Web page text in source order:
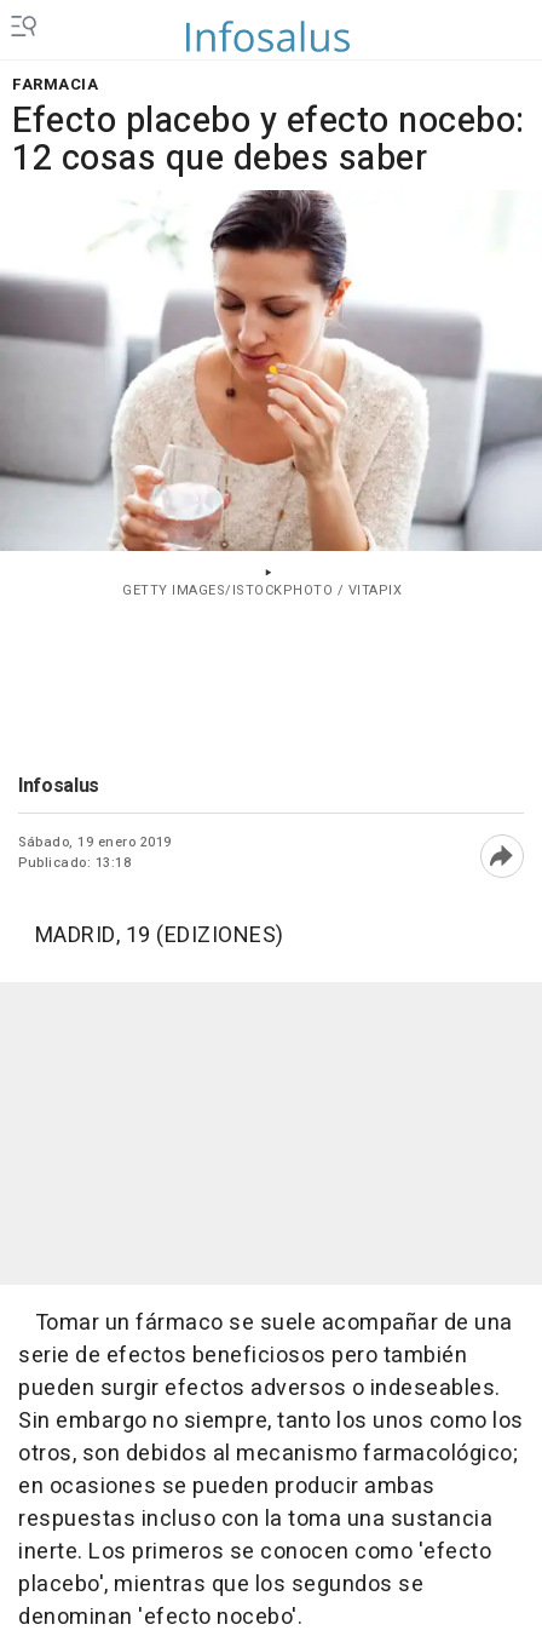
FARMACIA
Efecto placebo y efecto nocebo:
12 cosas que debes saber
GETTY IMAGES/ISTOCKPHOTO / VITAPIX
Infosalus
Sábado, 19 enero 2019
Publicado: 13:18
MADRID, 19 (EDIZIONES)
Tomar un fármaco se suele acompañar de una
serie de efectos beneficiosos pero también
pueden surgir efectos adversos o indeseables.
Sin embargo no siempre, tanto los unos como los
otros, son debidos al mecanismo farmacológico;
en ocasiones se pueden producir ambas
respuestas incluso con la toma una sustancia
inerte. Los primeros se conocen como 'efecto
placebo', mientras que los segundos se
denominan 'efecto nocebo'.